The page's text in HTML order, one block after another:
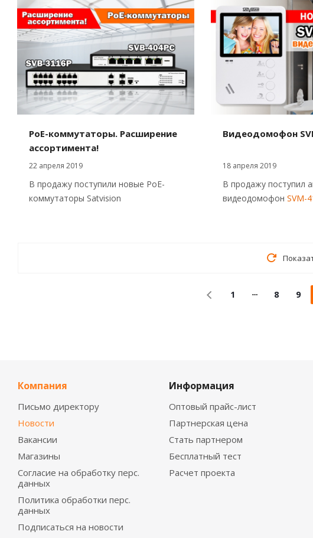
PoE-коммутаторы. Расширение
ассортимента!
22 апреля 2019
В продажу поступили новые PoE-
коммутаторы Satvision
Видеодомофон
18 апреля 2019
В продажу поступил
видеодомофон SVM-
1 8 9
Компания
Письмо директору
Новости
Вакансии
Магазины
Согласие на обработку перс.
данных
Политика обработки перс.
данных
Подписаться на новости
Информация
Оптовый прайс-лист
Партнерская цена
Стать партнером
Бесплатный тест
Расчет проекта